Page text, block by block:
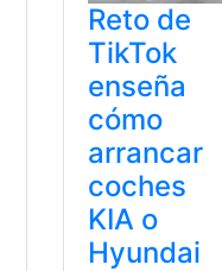
Reto de
TikTok
enseña
cómo
arrancar
coches
KIA o
Hyundai